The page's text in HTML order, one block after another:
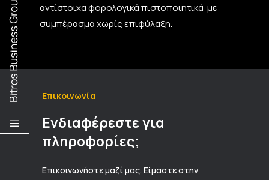
αντίστοιχα φορολογικά πιστοποιητικά με
συμπέρασμα χωρίς επιφύλαξη.
Επικοινωνία
Ενδιαφέρεστε για
πληροφορίες;
Επικοινωνήστε μαζί μας. Είμαστε στην